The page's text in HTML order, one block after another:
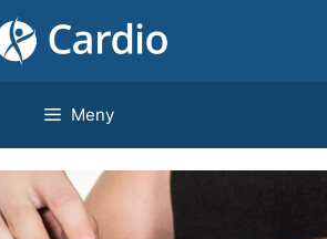
Meny